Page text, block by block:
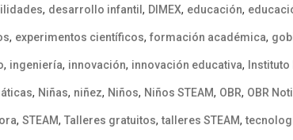
, desarrollo infantil , DIMEX, educación,
, experimentos científicos, formación académica,
, ingeniería, innovación, innovación educativa,
, Niñas, niñez, Niños, Niños STEAM, OBR, OBR
, STEAM, Talleres gratuitos,talleres STEAM,